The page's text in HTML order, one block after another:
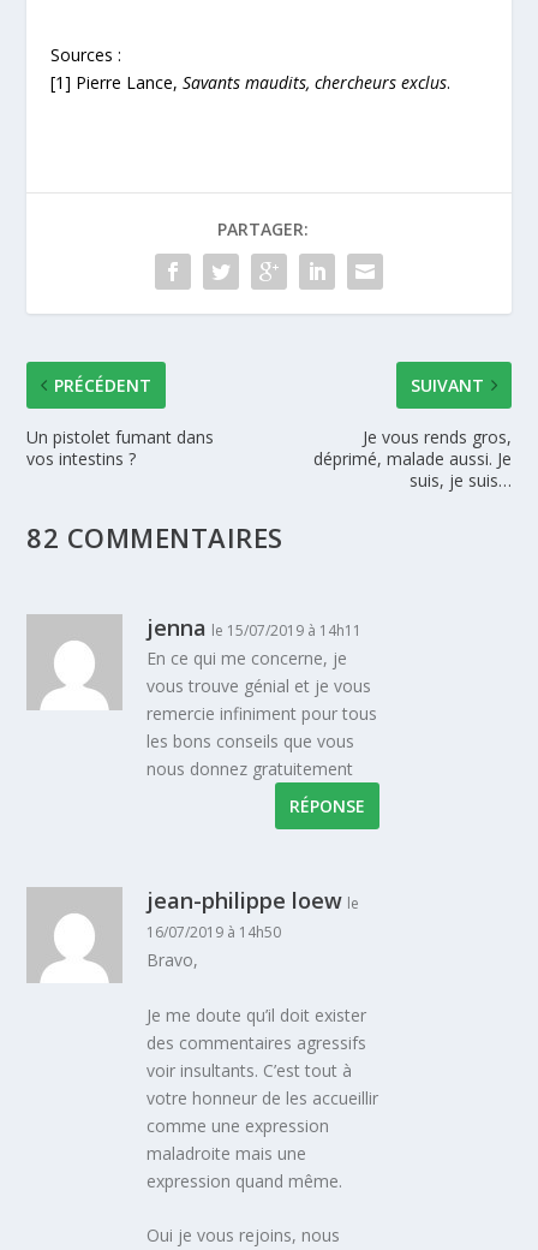
Sources :
[1] Pierre Lance,Savants maudits, chercheurs exclus.
PARTAGER:
PRÉCÉDENT
Un pistolet fumant dans
vos intestins ?
SUIVANT
Je vous rends gros,
déprimé, malade aussi. Je
suis, je suis…
82 COMMENTAIRES
jenna le 15/07/2019 à 14h11
En ce qui me concerne, je
vous trouve génial et je vous
remercie infiniment pour tous
les bons conseils que vous
nous donnez gratuitement
RÉPONSE
jean-philippe loew le
16/07/2019 à 14h50
Bravo,
Je me doute qu’il doit exister
des commentaires agressifs
voir insultants. C’est tout à
votre honneur de les accueillir
comme une expression
maladroite mais une
expression quand même.
Oui je vous rejoins, nous